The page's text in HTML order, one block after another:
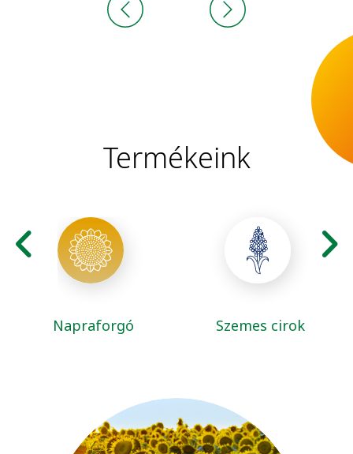
Termékeink
Napraforgó Szemes cirok